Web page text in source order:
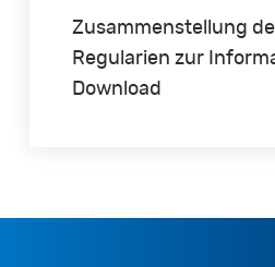
Zusammenstellung
Regularien zur
Download